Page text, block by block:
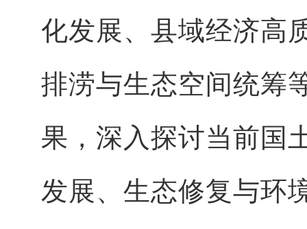
化发展、县域经济高
排涝与生态空间统筹
果，深入探讨当前国
发展、生态修复与环